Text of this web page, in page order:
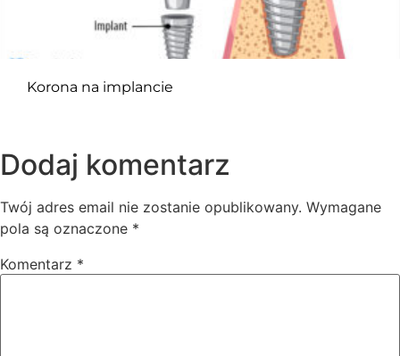
Korona na implancie
Dodaj komentarz
Twój adres email nie zostanie opublikowany. Wymagane
pola są oznaczone *
Komentarz *